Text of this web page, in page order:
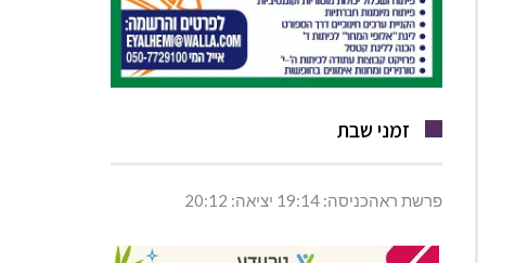
זמני שבת
פרשת ראהכניסה: 19:14 יציאה: 20:12